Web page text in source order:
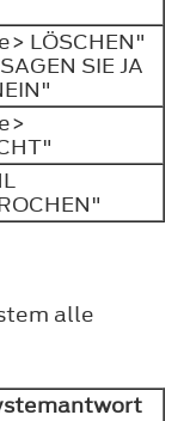
LÖSCHEN"
SIE JA
alle